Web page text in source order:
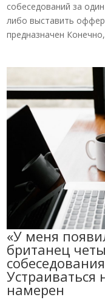
собеседований за
либо выставить
предназначен
«У меня
британец
Устраиваться
намерен